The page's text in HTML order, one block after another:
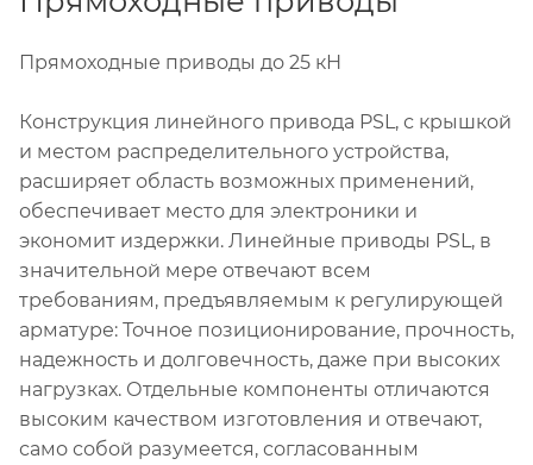
Прямоходные приводы до 25 кН
Конструкция линейного привода PSL, с крышкой
и местом распределительного устройства,
расширяет область возможных применений,
обеспечивает место для электроники и
экономит издержки. Линейные приводы PSL, в
значительной мере отвечают всем
требованиям, предъявляемым к регулирующей
арматуре: Точное позиционирование, прочность,
надежность и долговечность, даже при высоких
нагрузках. Отдельные компоненты отличаются
высоким качеством изготовления и отвечают,
само собой разумеется, согласованным